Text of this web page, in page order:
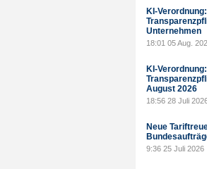
KI-
Unternehmen
18:01 05 Aug.
KI-
August 2026
18:56 28 Juli
Neue
9:36 25 Juli 2026